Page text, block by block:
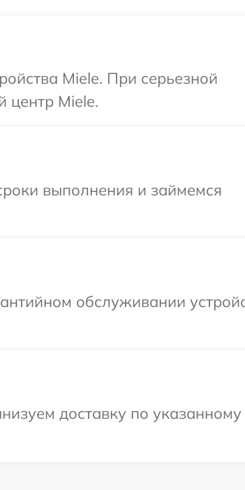
Miele. При серьезной
центр Miele.
выполнения и займемся
обслуживании
доставку по указанному